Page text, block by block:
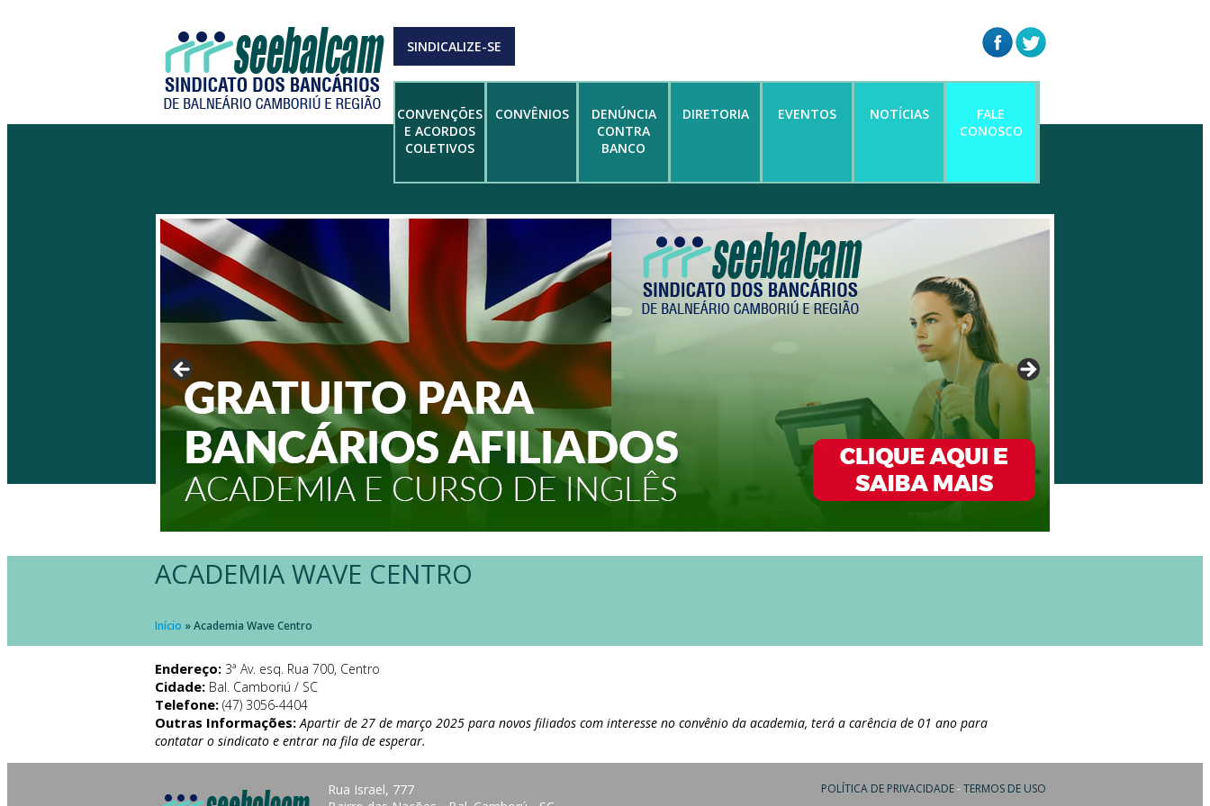
SINDICALIZE-SE
CONVENÇÕES
E ACORDOS
COLETIVOS
CONVÊNIOS
DENÚNCIA
CONTRA
BANCO
DIRETORIA EVENTOS NOTÍCIAS
FALE
CONOSCO
ACADEMIA WAVE CENTRO
Início »Academia Wave Centro
Endereço: 3ª Av. esq. Rua 700, Centro
Cidade: Bal. Camboriú / SC
Telefone: (47) 3056-4404
Outras Informações: Apartir de 27 de março 2025 para novos filiados com interesse no convênio da academia, terá a carência de 01 ano para
contatar o sindicato e entrar na fila de esperar.
Rua Israel, 777
POLÍTICA DE PRIVACIDADE-TERMOS DE USO